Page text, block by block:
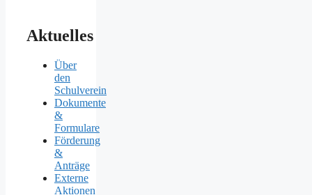
Aktuelles
Über
den
Schulverein
Dokumente
&
Formulare
Förderung
&
Anträge
Externe
Aktionen